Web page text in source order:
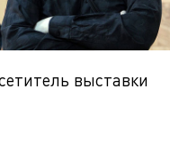
выставки